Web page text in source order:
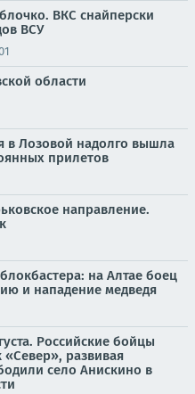
ВКС снайперски
ВСУ
области
в Лозовой надолго вышла
прилетов
направление.
на Алтае боец
и нападение медведя
Российские бойцы
«Север», развивая
село Анискино в